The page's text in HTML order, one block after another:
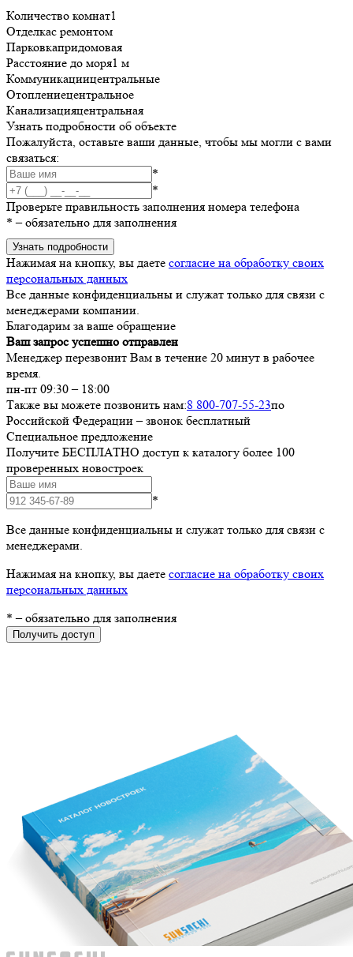
Количество комнат1
Отделкас ремонтом
Парковкапридомовая
Расстояние до моря1 м
Коммуникациицентральные
Отоплениецентральное
Канализацияцентральная
Узнать подробности об объекте
Пожалуйста, оставьте ваши данные, чтобы мы могли с вами
связаться:
*
*
Проверьте правильность заполнения номера телефона
* – обязательно для заполнения
Узнать подробности
Нажимая на кнопку, вы даете согласие на обработку своих
персональных данных
Все данные конфиденциальны и служат только для связи с
менеджерами компании.
Благодарим за ваше обращение
Ваш запрос успешно отправлен
Менеджер перезвонит Вам в течение 20 минут в рабочее
время.
пн-пт 09:30 – 18:00
Также вы можете позвонить нам:8 800-707-55-23по
Российской Федерации – звонок бесплатный
Специальное предложение
Получите БЕСПЛАТНО доступ к каталогу более 100
проверенных новостроек
*
Все данные конфиденциальны и служат только для связи с
менеджерами.
Нажимая на кнопку, вы даете согласие на обработку своих
персональных данных
* – обязательно для заполнения
Получить доступ